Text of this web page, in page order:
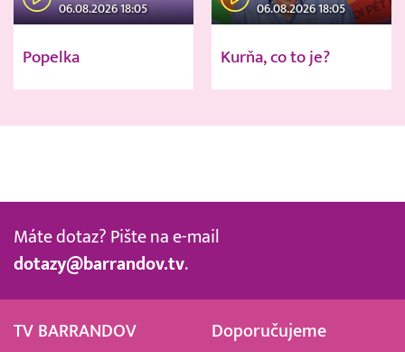
06.08.2026 18:05
Popelka
06.08.2026 18:05
Kurňa, co to je?
Máte dotaz? Pište na e-mail
dotazy@barrandov.tv.
TV BARRANDOV Doporučujeme